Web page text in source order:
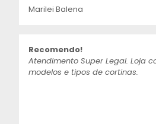
Marilei Balena
Recomendo!
Atendimento Super Legal. Loja
modelos e tipos de cortinas.